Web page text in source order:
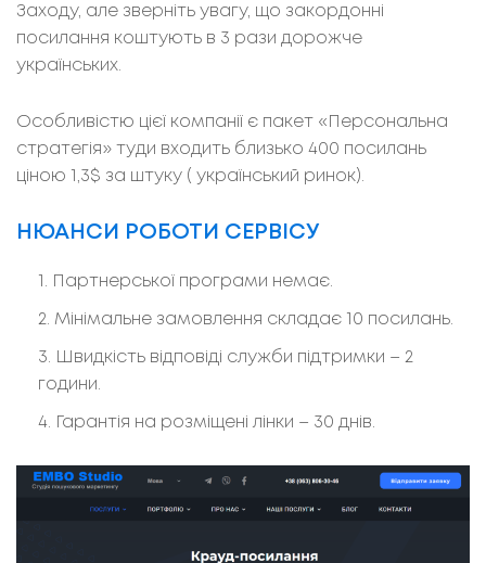
Заходу, але зверніть увагу, що закордонні
посилання коштують в 3 рази дорожче
українських.
Особливістю цієї компанії є пакет «Персональна
стратегія» туди входить близько 400 посилань
ціною 1,3$ за штуку ( український ринок).
НЮАНСИ РОБОТИ СЕРВІСУ
Партнерської програми немає.
Мінімальне замовлення складає 10 посилань.
Швидкість відповіді служби підтримки – 2
години.
Гарантія на розміщені лінки – 30 днів.